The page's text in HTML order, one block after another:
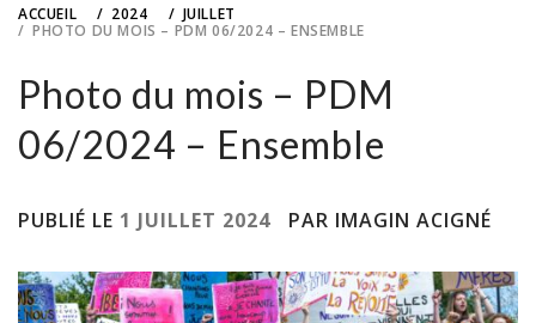
ACCUEIL 2024
JUILLET
PHOTO DU MOIS – PDM 06/2024 – ENSEMBLE
Photo du mois – PDM
06/2024 – Ensemble
PUBLIÉ LE 1 JUILLET 2024 PAR IMAGIN ACIGNÉ